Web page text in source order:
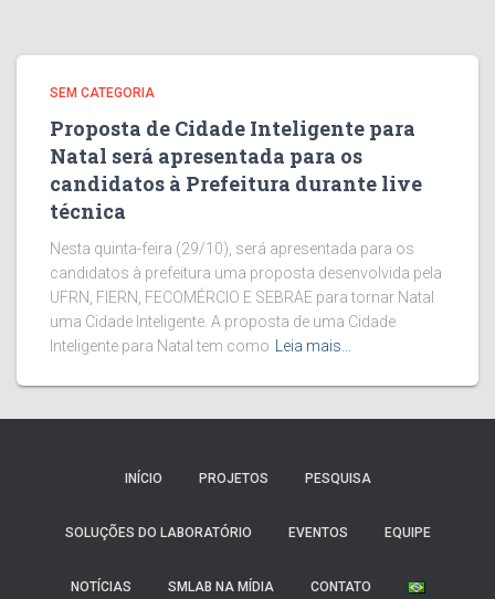
SEM CATEGORIA
Proposta de Cidade Inteligente para
Natal será apresentada para os
candidatos à Prefeitura durante live
técnica
Nesta quinta-feira (29/10), será apresentada para os
candidatos à prefeitura uma proposta desenvolvida pela
UFRN, FIERN, FECOMÉRCIO E SEBRAE para tornar Natal
uma Cidade Inteligente. A proposta de uma Cidade
Inteligente para Natal tem como
Leia mais…
INÍCIO PROJETOS PESQUISA
SOLUÇÕES DO LABORATÓRIO EVENTOS EQUIPE
NOTÍCIAS SMLAB NA MÍDIA CONTATO